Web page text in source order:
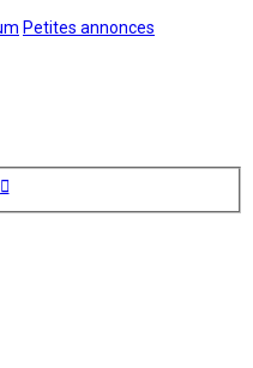
Petites annonces
Recherche